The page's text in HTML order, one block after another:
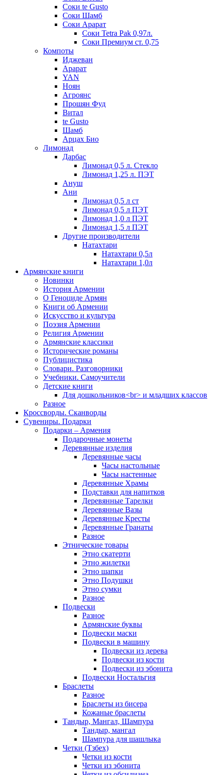
Соки te Gusto
Соки Шамб
Соки Арарат
Соки Tetra Pak 0,97л.
Соки Премиум ст. 0,75
Компоты
Иджеван
Арарат
YAN
Ноян
Агроянс
Прошян Фуд
Витал
te Gusto
Шамб
Арцах Био
Лимонад
Дарбас
Лимонад 0,5 л. Стекло
Лимонад 1,25 л. ПЭТ
Ануш
Ани
Лимонад 0,5 л ст
Лимонад 0,5 л ПЭТ
Лимонад 1,0 л ПЭТ
Лимонад 1,5 л ПЭТ
Другие производители
Натахтари
Натахтари 0,5л
Натахтари 1,0л
Армянские книги
Новинки
История Армении
О Геноциде Армян
Книги об Армении
Иcкусство и культура
Поэзия Армении
Религия Армении
Армянские классики
Исторические романы
Публицистика
Словари. Разговорники
Учебники. Самоучители
Детские книги
Для дошкольников<br> и младших классов
Разное
Кроссворды. Сканворды
Сувениры. Подарки
Подарки – Армения
Подарочные монеты
Деревянные изделия
Деревянные часы
Часы настольные
Часы настенные
Деревянные Храмы
Подставки для напитков
Деревянные Тарелки
Деревянные Вазы
Деревянные Кресты
Деревянные Гранаты
Разное
Этнические товары
Этно скатерти
Этно жилетки
Этно шапки
Этно Подушки
Этно сумки
Разное
Подвески
Разное
Армянские буквы
Подвески маски
Подвески в машину
Подвески из дерева
Подвески из кости
Подвески из эбонита
Подвески Ностальгия
Браслеты
Разное
Браслеты из бисера
Кожаные браслеты
Тандыр, Мангал, Шампура
Тандыр, мангал
Шампура для шашлыка
Четки (Тзбех)
Четки из кости
Четки из эбонита